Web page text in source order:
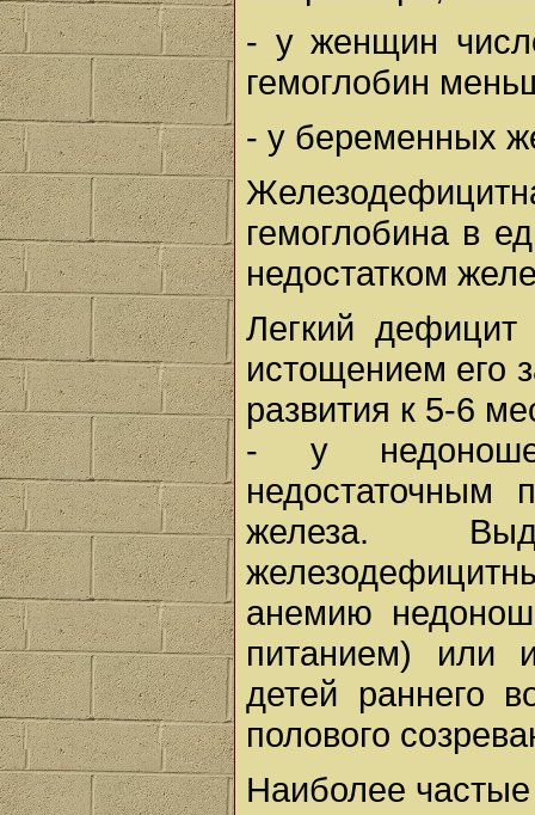
- у женщин
гемоглобин
- у беременных
гемоглобина в
недостатком
Легкий
истощением его
развития к 5-6
- у
недостаточным
железа.
анемию
питанием) или
детей раннего
полового
Наиболее